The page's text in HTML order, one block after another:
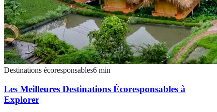
Destinations écoresponsables6 min
Les Meilleures Destinations Écoresponsables à
Explorer